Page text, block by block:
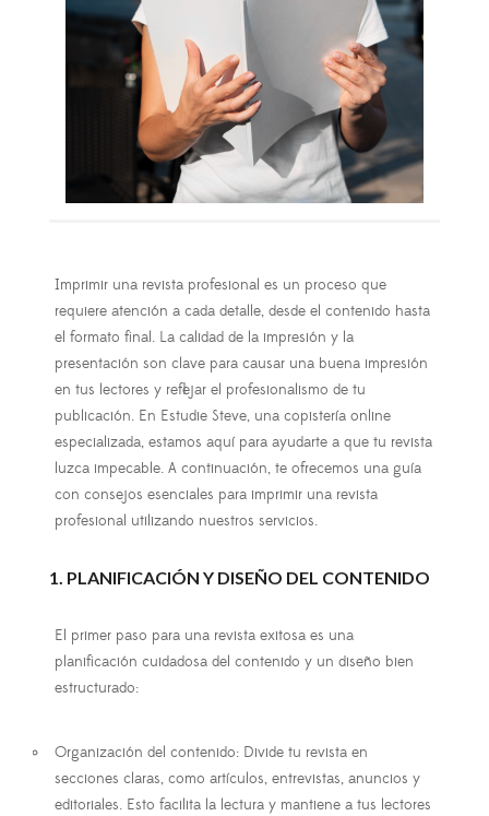
Imprimir una revista profesional es un proceso que
requiere atención a cada detalle, desde el contenido hasta
el formato final. La calidad de la impresión y la
presentación son clave para causar una buena impresión
en tus lectores y reflejar el profesionalismo de tu
publicación. En Estudie Steve, una copistería online
especializada, estamos aquí para ayudarte a que tu revista
luzca impecable. A continuación, te ofrecemos una guía
con consejos esenciales para imprimir una revista
profesional utilizando nuestros servicios.
1. PLANIFICACIÓN Y DISEÑO DEL CONTENIDO
El primer paso para una revista exitosa es una
planificación cuidadosa del contenido y un diseño bien
estructurado:
Organización del contenido: Divide tu revista en
secciones claras, como artículos, entrevistas, anuncios y
editoriales. Esto facilita la lectura y mantiene a tus lectores